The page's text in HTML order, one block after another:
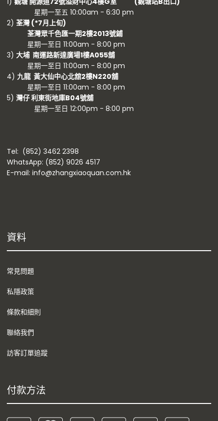
星期一至五 10:00am - 6:30 pm
2) 荃灣 (*7月上旬)
荃灣眾千色匯一期2樓2013號鋪
星期一至日 11:00am - 8:00 pm
3) 大埔 南運路新達廣場1樓A055舖
星期一至日 11:00am - 8:00 pm
4) 九龍 黃大仙中心北舘2樓N220舖
星期一至日 11:00am - 8:00 pm
5) 灣仔 利東街地庫B04號舖
星期一至日 12:00pm - 8:00 pm
Tel: (852) 3462 2398
WhatsApp: (852) 9026 4517
E-mail: info@zhangxiaoquan.com.hk
資料
常見問題
私隱政策
條款和細則
聯絡我們
訪客訂單追蹤
付款方法